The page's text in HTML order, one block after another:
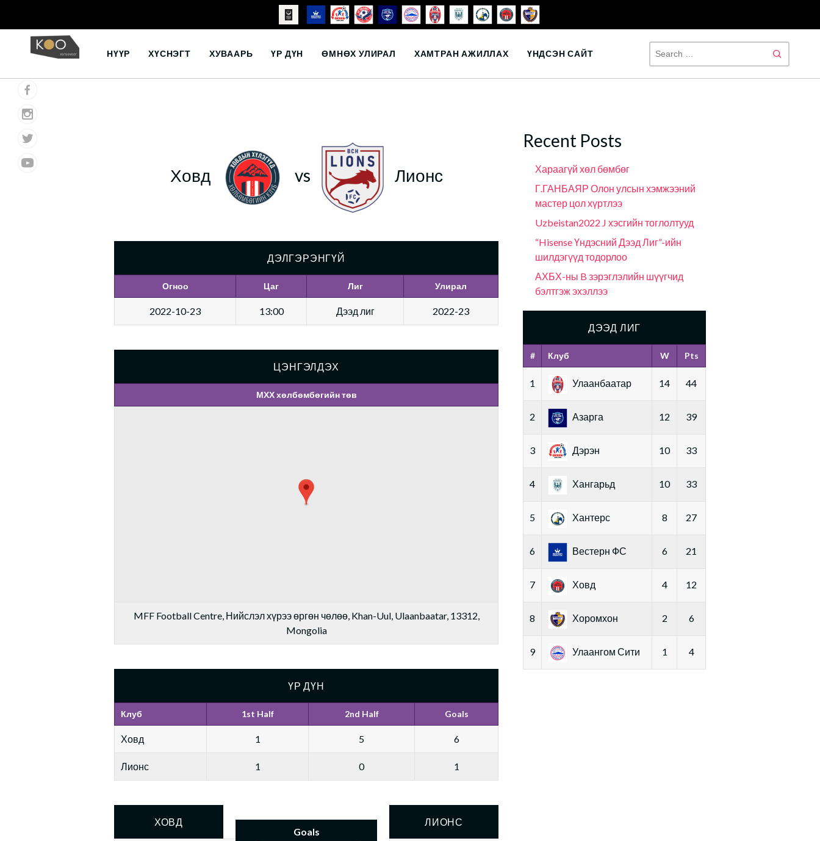
НҮҮР ХҮСНЭГТ ХУВААРЬ ҮР ДҮН ӨМНӨХ УЛИРАЛ ХАМТРАН АЖИЛЛАХ ҮНДСЭН САЙТ
Ховд vs Лионс
ДЭЛГЭРЭНГҮЙ
Огноо Цаг Лиг Улирал
2022-10-23 13:00 Дээд лиг 2022-23
ЦЭНГЭЛДЭХ
МХХ хөлбөмбөгийн төв
MFF Football Centre, Нийслэл хүрээ өргөн чөлөө, Khan-Uul, Ulaanbaatar, 13312,
Mongolia
ҮР ДҮН
Клуб 1st Half 2nd Half Goals
Ховд 1 5 6
Лионс 1 0 1
ХОВД ЛИОНС
Goals
Recent Posts
Хараагүй хөл бөмбөг
Г.ГАНБАЯР Олон улсын хэмжээний
мастер цол хүртлээ
Uzbeistan2022 J хэсгийн тоглолтууд
“Hisense Үндэсний Дээд Лиг”-ийн
шилдэгүүд тодорлоо
АХБХ-ны B зэрэглэлийн шүүгчид
бэлтгэж эхэллээ
ДЭЭД ЛИГ
# Клуб W Pts
1 Улаанбаатар 14 44
2 Азарга 12 39
3 Дэрэн 10 33
4 Хангарьд 10 33
5 Хантерс 8 27
6 Вестерн ФС 6 21
7 Ховд 4 12
8 Хоромхон 2 6
9 Улаангом Сити 1 4